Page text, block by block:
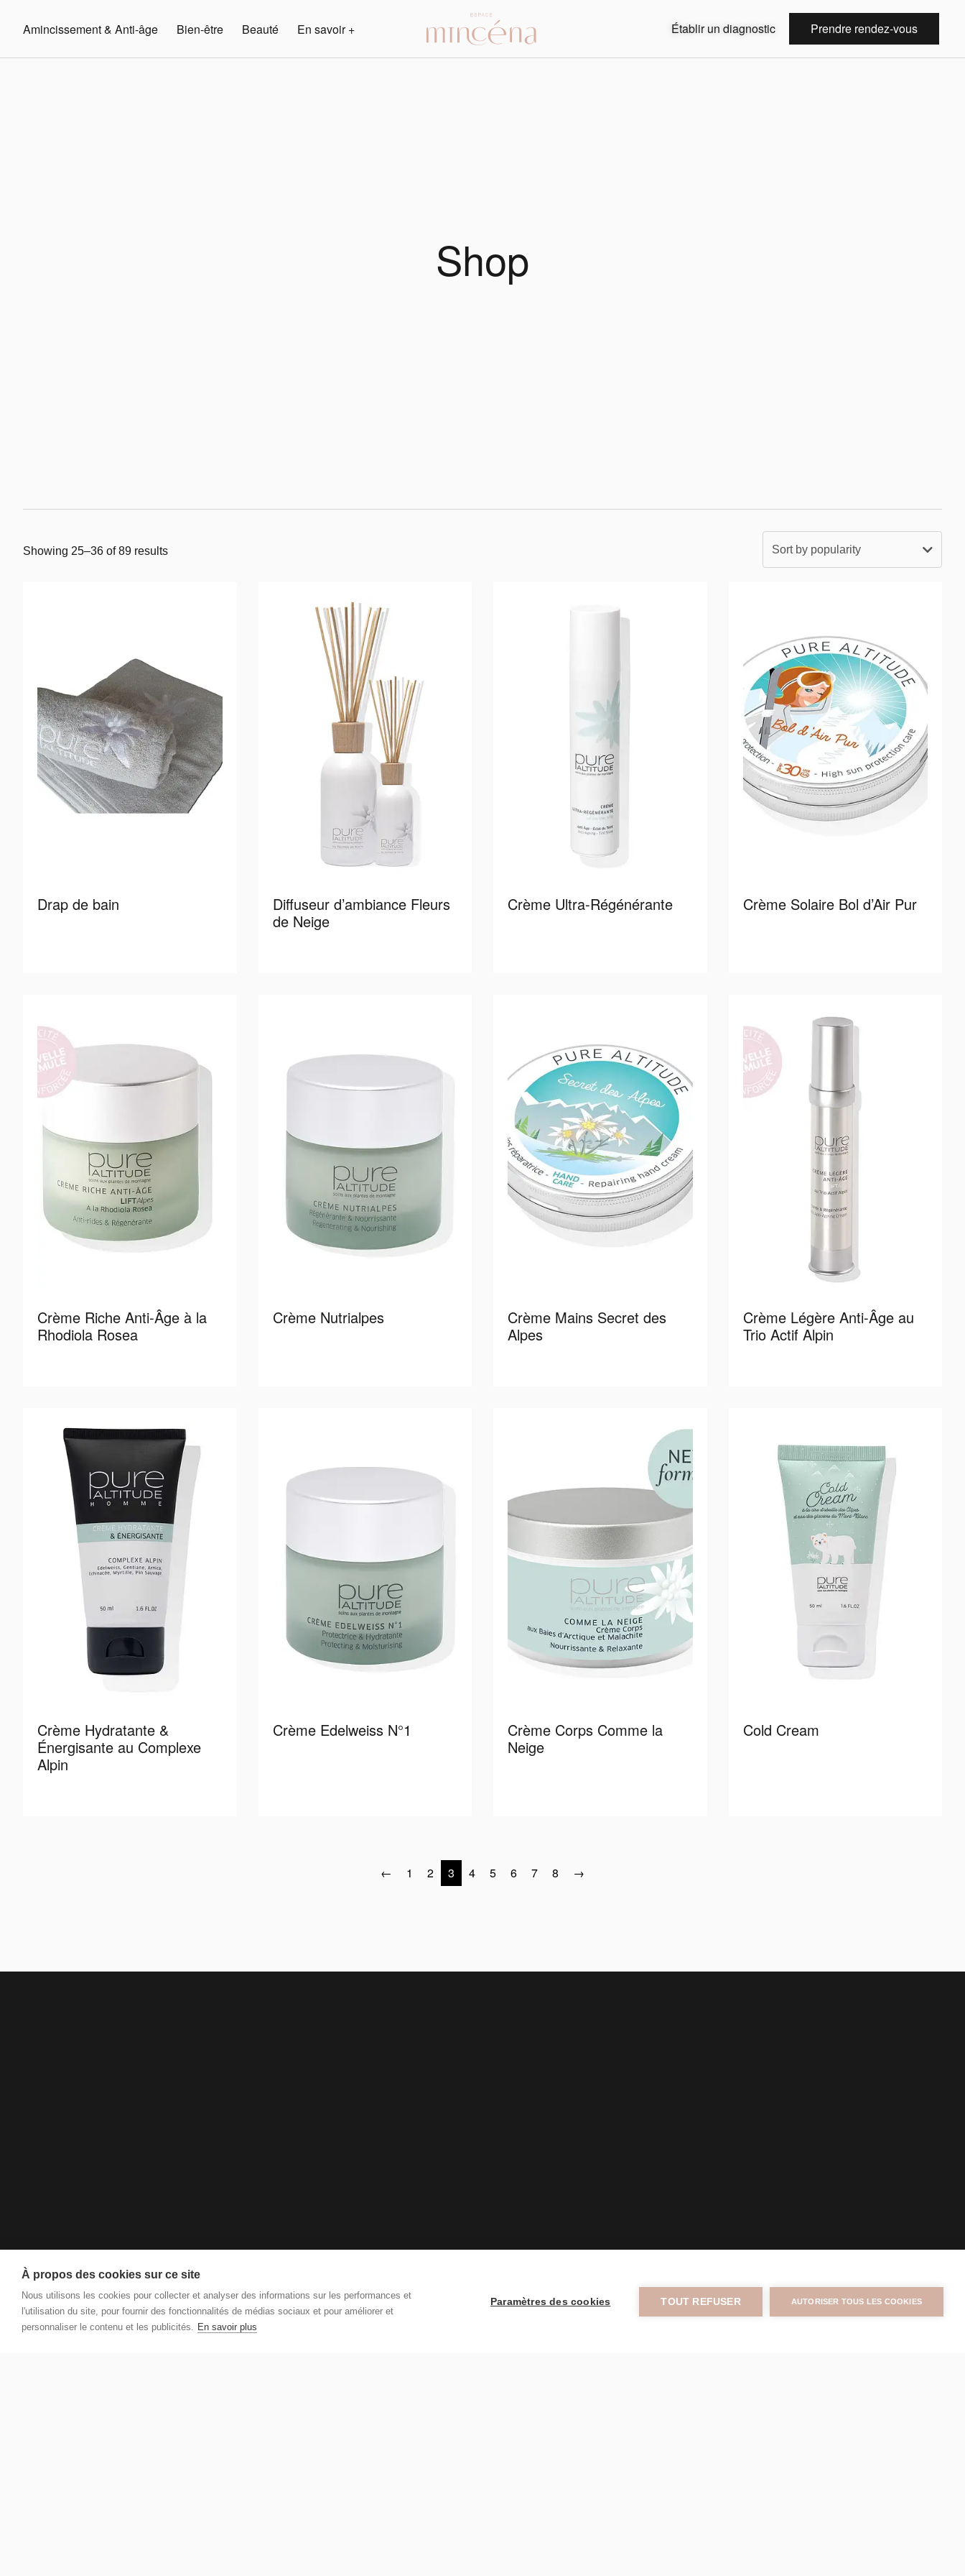
Amincissement & Anti-âge Bien-être Beauté En savoir + Établir un diagnostic Prendre rendez-vous
Shop
Showing 25–36 of 89 results Sort by popularity
Drap de bain
Diffuseur d’ambiance Fleurs
de Neige
Crème Ultra-Régénérante Crème Solaire Bol d’Air Pur
Crème Riche Anti-Âge à la
Rhodiola Rosea
Crème Nutrialpes
Crème Mains Secret des
Alpes
Crème Légère Anti-Âge au
Trio Actif Alpin
Crème Hydratante &
Énergisante au Complexe
Alpin
Crème Edelweiss N°1
Crème Corps Comme la
Neige
Cold Cream
← 1 2 3 4 5 6 7 8 →
À propos des cookies sur ce site
Nous utilisons les cookies pour collecter et analyser des informations sur les performances et
l'utilisation du site, pour fournir des fonctionnalités de médias sociaux et pour améliorer et
personnaliser le contenu et les publicités. En savoir plus
Paramètres des cookies TOUT REFUSER AUTORISER TOUS LES COOKIES